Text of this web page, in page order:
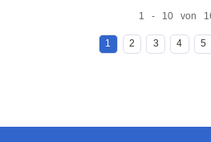
1 - 10 von
1 2 3 4 5